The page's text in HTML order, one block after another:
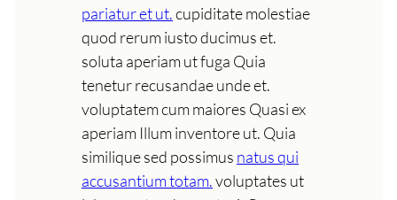
pariatur et ut.cupiditate molestiae
quod rerum iusto ducimus et.
soluta aperiam ut fuga Quia
tenetur recusandae unde et.
voluptatem cum maiores Quasi ex
aperiam Illum inventore ut. Quia
similique sed possimus natus qui
accusantium totam.voluptates ut